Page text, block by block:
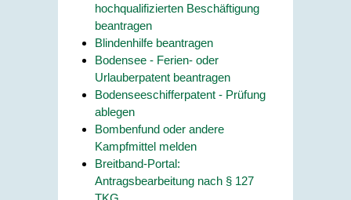
hochqualifizierten Beschäftigung
beantragen
Blindenhilfe beantragen
Bodensee - Ferien- oder
Urlauberpatent beantragen
Bodenseeschifferpatent - Prüfung
ablegen
Bombenfund oder andere
Kampfmittel melden
Breitband-Portal:
Antragsbearbeitung nach § 127